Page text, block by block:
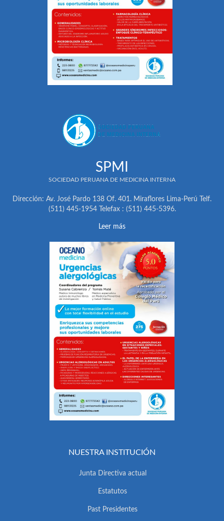
SPMI
SOCIEDAD PERUANA DE MEDICINA INTERNA
Dirección: Av. José Pardo 138 Of. 401. Miraflores Lima-Perú Telf.
(511) 445-1954 Telefax : (511) 445-5396.
Leer más
NUESTRA INSTITUCIÓN
Junta Directiva actual
Estatutos
Past Presidentes